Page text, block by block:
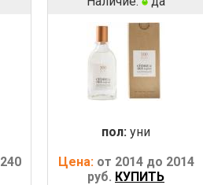
пол: уни
Цена: от 2014 до 2014
руб. КУПИТЬ